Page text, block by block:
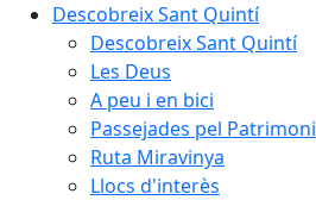
Descobreix Sant Quintí
Descobreix Sant Quintí
Les Deus
A peu i en bici
Passejades pel Patrimoni
Ruta Miravinya
Llocs d'interès